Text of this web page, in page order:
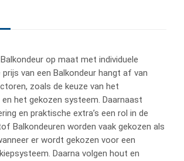
op maat met individuele
prijs van een Balkondeur hangt af van
zoals de keuze van het
het gekozen systeem. Daarnaast
en praktische extra’s een rol in de
Balkondeuren worden vaak gekozen als
er wordt gekozen voor een
Daarna volgen hout en